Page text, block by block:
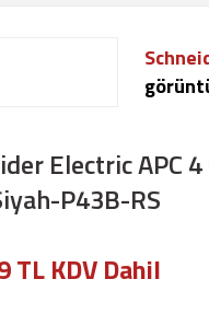
Electric APC 4
P43B-RS
TL KDV Dahil